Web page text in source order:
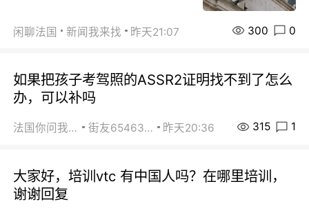
闲聊法国 新闻我来找 昨天21:07 300 0
如果把孩子考驾照的ASSR2证明找不到了怎么
办，可以补吗
法国你问我答 街友65463281 昨天20:36 315 1
大家好，培训vtc 有中国人吗？在哪里培训，
谢谢回复